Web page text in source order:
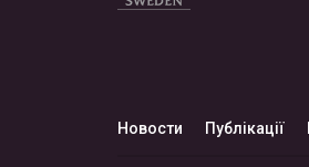
Новости Публікації